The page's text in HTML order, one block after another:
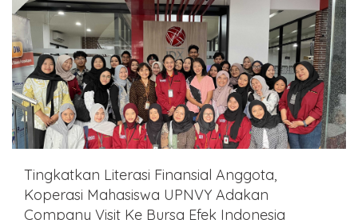
Tingkatkan Literasi Finansial Anggota,
Koperasi Mahasiswa UPNVY Adakan
Company Visit Ke Bursa Efek Indonesia